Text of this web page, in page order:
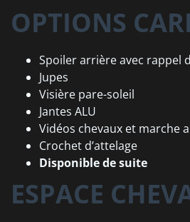
OPTIONS
Spoiler arrière avec rappel
Jupes
Visière pare-soleil
Jantes ALU
Vidéos chevaux et marche
Crochet d’attelage
Disponible de suite
ESPACE